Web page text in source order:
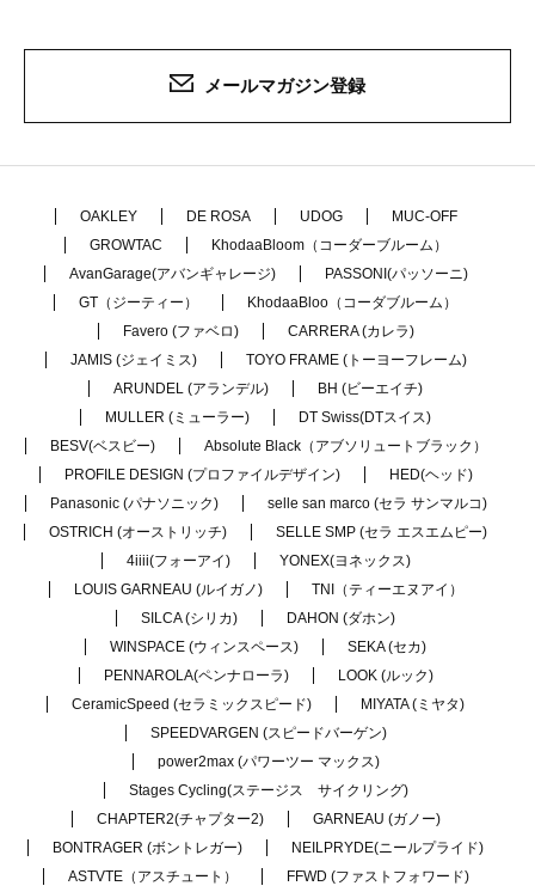
メールマガジン登録
OAKLEY DE ROSA UDOG
MUC-OFF
GROWTAC
KhodaaBloom（コーダーブルーム）
AvanGarage(アバンギャレージ)
PASSONI(パッソーニ)
GT（ジーティー）
KhodaaBloo（コーダブルーム）
Favero (ファベロ)
CARRERA (カレラ)
JAMIS (ジェイミス)
TOYO FRAME (トーヨーフレーム)
ARUNDEL (アランデル)
BH (ビーエイチ)
MULLER (ミューラー)
DT Swiss(DTスイス)
BESV(ベスビー)
Absolute Black（アブソリュートブラック）
PROFILE DESIGN (プロファイルデザイン)
HED(ヘッド)
Panasonic (パナソニック)
selle san marco (セラ サンマルコ)
OSTRICH (オーストリッチ)
SELLE SMP (セラ エスエムピー)
4iiii(フォーアイ)
YONEX(ヨネックス)
LOUIS GARNEAU (ルイガノ)
TNI（ティーエヌアイ）
SILCA (シリカ)
DAHON (ダホン)
WINSPACE (ウィンスペース)
SEKA (セカ)
PENNAROLA(ペンナローラ)
LOOK (ルック)
CeramicSpeed (セラミックスピード)
MIYATA (ミヤタ)
SPEEDVARGEN (スピードバーゲン)
power2max (パワーツー マックス)
Stages Cycling(ステージス サイクリング)
CHAPTER2(チャプター2)
GARNEAU (ガノー)
BONTRAGER (ボントレガー)
NEILPRYDE(ニールプライド)
ASTVTE（アスチュート）
FFWD (ファストフォワード)